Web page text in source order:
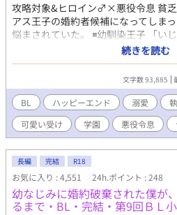
攻略対象&ヒロイン♂×悪役令息 貧乏
アス王子の婚約者候補になってしま
悩まされていた。 ◾️幼馴染王子 「い
ルは、嫉妬してこんな事したんだよ
空回りのやらかしばかりです。かっ
が、シエルへの愛は誰にも負けませ
はバリタチ 「セックスはスポーツだ
は俺がいないと、何にも出来ないんだ
ー 兄さんは僕が幸せにする！」 ◾️
の守護騎士です」 果たしてシエルは
か……？ ★最終的には、やらかし王
す。 注意！ がっつり本番はありま
ロが絡むシーン、攻めが変態になるシ
ょこ出てくるので、話のタイトルに
何でもウェルカムな方、どうぞ宜し
てサイレント修正する場合がありま
続きを読む
文字数 93,885
BL ハッピーエンド 溺愛
可愛い受け
学園 悪役令息
長編 完結 R18
お気に入り : 4,551 24h.ポイント : 248
幼なじみに婚約破棄された僕が
るまで・BL・完結・第9回ＢＬ